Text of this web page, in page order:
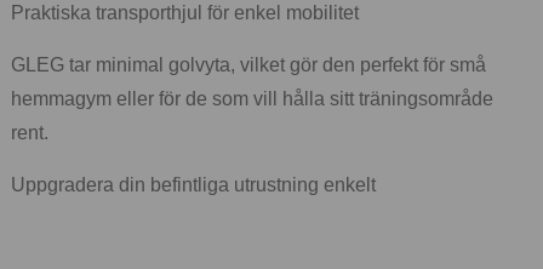
Praktiska transporthjul för enkel mobilitet
GLEG tar minimal golvyta, vilket gör den perfekt för små
hemmagym eller för de som vill hålla sitt träningsområde
rent.
Uppgradera din befintliga utrustning enkelt